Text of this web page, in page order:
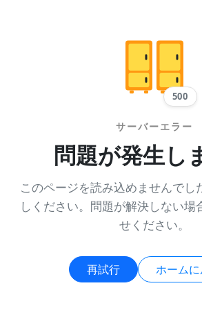
500
サーバーエラー
問題が発生し
このページを読み込めませんでし
しください。問題が解決しない場
せください。
再試行 ホームに